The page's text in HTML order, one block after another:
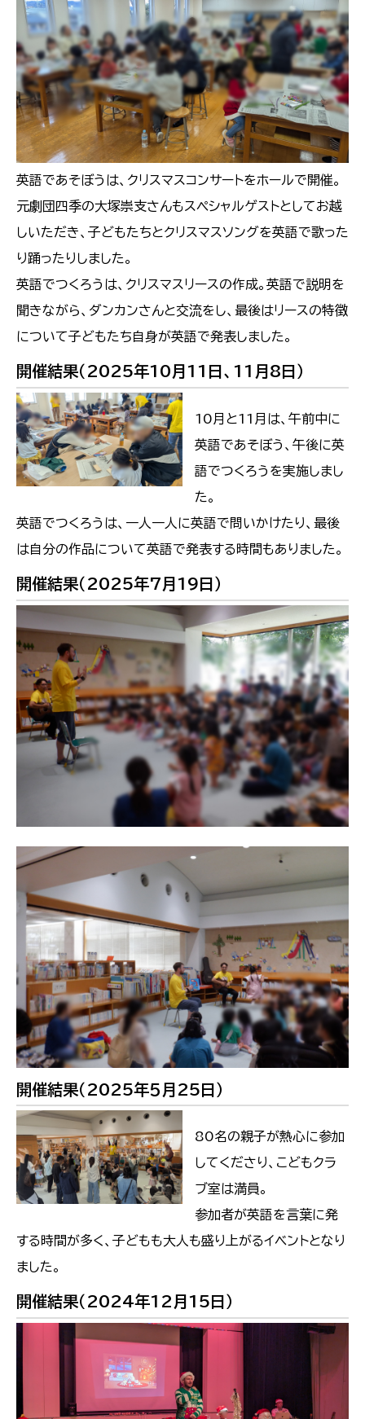
英語であそぼうは、クリスマスコンサートをホールで開催。
元劇団四季の大塚崇支さんもスペシャルゲストとしてお越
しいただき、子どもたちとクリスマスソングを英語で歌った
り踊ったりしました。
英語でつくろうは、クリスマスリースの作成。英語で説明を
聞きながら、ダンカンさんと交流をし、最後はリースの特徴
について子どもたち自身が英語で発表しました。
開催結果（2025年10月11日、11月8日）
10月と11月は、午前中に
英語であそぼう、午後に英
語でつくろうを実施しまし
た。
英語でつくろうは、一人一人に英語で問いかけたり、最後
は自分の作品について英語で発表する時間もありました。
開催結果（2025年7月19日）
開催結果（2025年５月25日）
80名の親子が熱心に参加
してくださり、こどもクラ
ブ室は満員。
参加者が英語を言葉に発
する時間が多く、子どもも大人も盛り上がるイベントとなり
ました。
開催結果（2024年12月15日）